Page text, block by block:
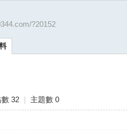
?20152
數 32 | 主題數 0